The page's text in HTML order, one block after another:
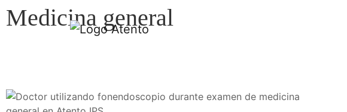
Medicina general